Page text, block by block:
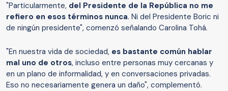
"Particularmente, del Presidente de la República no me
refiero en esos términos nunca. Ni del Presidente Boric ni
de ningún presidente", comenzó señalando Carolina Tohá.
"En nuestra vida de sociedad, es bastante común hablar
mal uno de otros, incluso entre personas muy cercanas y
en un plano de informalidad, y en conversaciones privadas.
Eso no necesariamente genera un daño", complementó.